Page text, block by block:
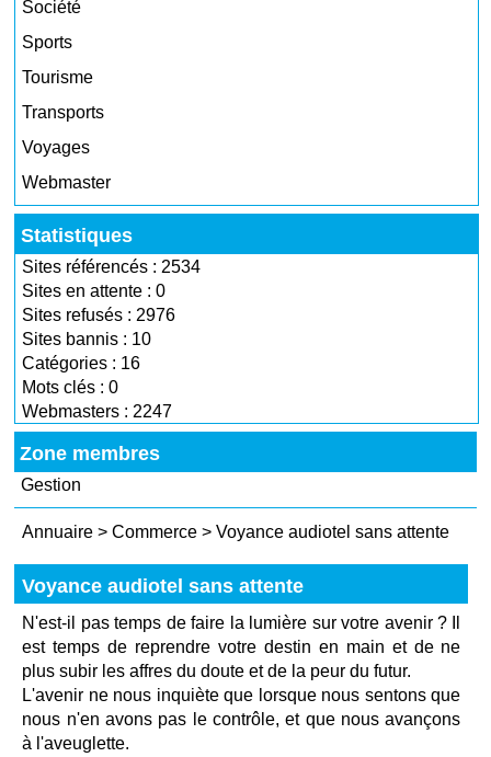
Société
Sports
Tourisme
Transports
Voyages
Webmaster
Statistiques
Sites référencés : 2534
Sites en attente : 0
Sites refusés : 2976
Sites bannis : 10
Catégories : 16
Mots clés : 0
Webmasters : 2247
Zone membres
Gestion
Annuaire >Commerce >Voyance audiotel sans attente
Voyance audiotel sans attente
N'est-il pas temps de faire la lumière sur votre avenir ? Il
est temps de reprendre votre destin en main et de ne
plus subir les affres du doute et de la peur du futur.
L'avenir ne nous inquiète que lorsque nous sentons que
nous n'en avons pas le contrôle, et que nous avançons
à l'aveuglette.